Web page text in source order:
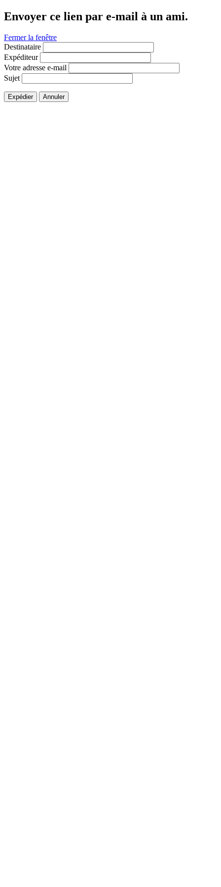
Envoyer ce lien par e-mail à un ami.
Fermer la fenêtre
Destinataire
Expéditeur
Votre adresse e-mail
Sujet
Expédier Annuler